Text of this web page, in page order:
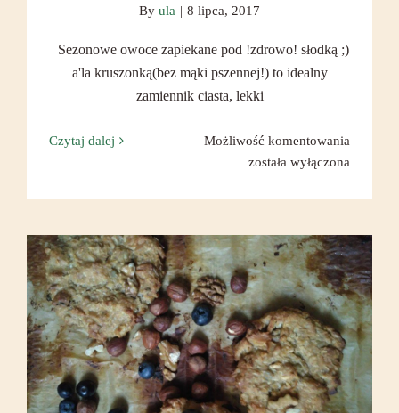
By ula | 8 lipca, 2017
Sezonowe owoce zapiekane pod !zdrowo! słodką ;)
a'la kruszonką(bez mąki pszennej!) to idealny
zamiennik ciasta, lekki
Czytaj dalej Możliwość komentowania
(crumble
została wyłączona
Najlepsze domowe ciasteczka